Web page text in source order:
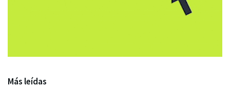
Más leídas